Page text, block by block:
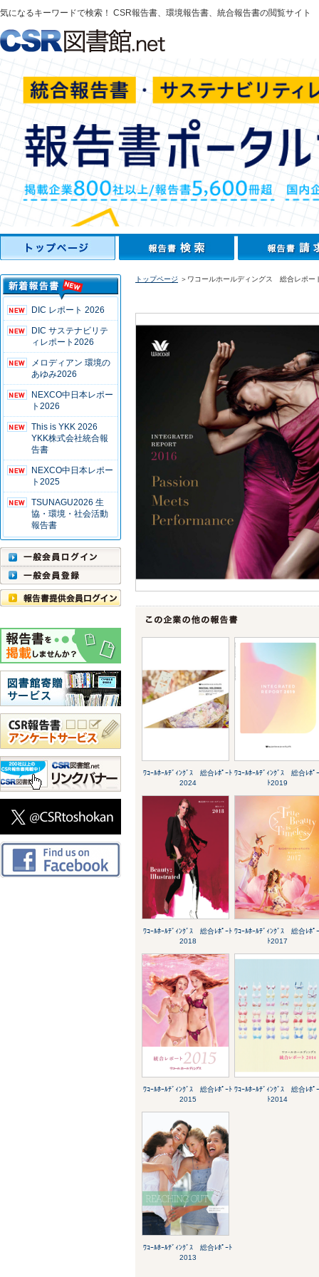
気になるキーワードで検索！ CSR報告書、環境報告書、統合報告書の閲覧サイト
DIC レポート 2026
DIC サステナビリテ
ィレポート2026
メロディアン 環境の
あゆみ2026
NEXCO中日本レポー
ト2026
This is YKK 2026
YKK株式会社統合報
告書
NEXCO中日本レポー
ト2025
TSUNAGU2026 生
協・環境・社会活動
報告書
トップページ ＞ワコールホールディングス 総合レポー
ﾜｺｰﾙﾎｰﾙﾃﾞｨﾝｸﾞｽ 総合ﾚﾎﾟｰﾄ
2024
ﾜｺｰﾙﾎｰﾙﾃﾞｨﾝｸﾞｽ 総合ﾚﾎﾟ
ﾄ2019
ﾜｺｰﾙﾎｰﾙﾃﾞｨﾝｸﾞｽ 総合ﾚﾎﾟｰﾄ
2018
ﾜｺｰﾙﾎｰﾙﾃﾞｨﾝｸﾞｽ 総合ﾚﾎﾟ
ﾄ2017
ﾜｺｰﾙﾎｰﾙﾃﾞｨﾝｸﾞｽ 総合ﾚﾎﾟｰﾄ
2015
ﾜｺｰﾙﾎｰﾙﾃﾞｨﾝｸﾞｽ 総合ﾚﾎﾟ
ﾄ2014
ﾜｺｰﾙﾎｰﾙﾃﾞｨﾝｸﾞｽ 総合ﾚﾎﾟｰﾄ
2013